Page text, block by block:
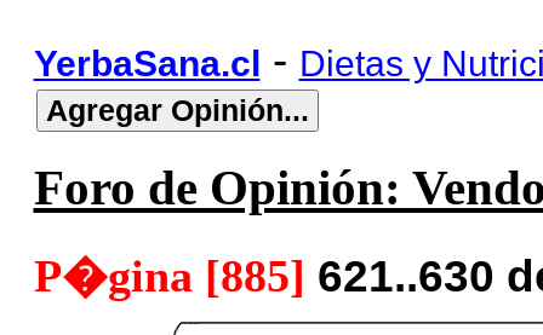
YerbaSana.cl - Dietas y
Foro de Opinión:
P�gina [885] 621..630